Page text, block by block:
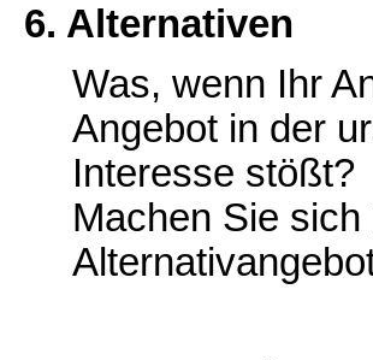
6. Alternativen
Was, wenn Ihr
Angebot in der
Interesse stößt?
Machen Sie